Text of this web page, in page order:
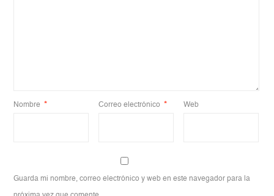
Nombre * Correo electrónico * Web
Guarda mi nombre, correo electrónico y web en este navegador para la